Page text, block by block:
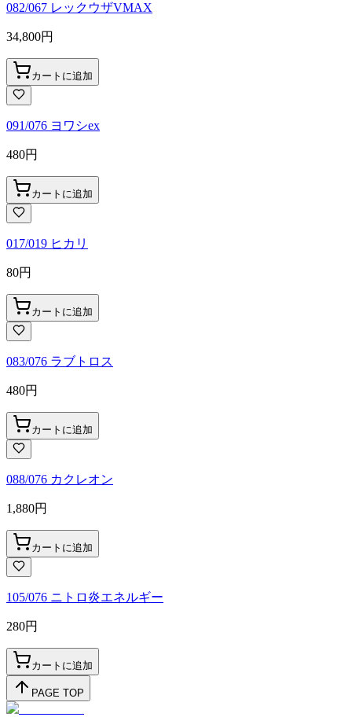
082/067 レックウザVMAX
34,800円
カートに追加
091/076 ヨワシex
480円
カートに追加
017/019 ヒカリ
80円
カートに追加
083/076 ラブトロス
480円
カートに追加
088/076 カクレオン
1,880円
カートに追加
105/076 ニトロ炎エネルギー
280円
カートに追加
PAGE TOP